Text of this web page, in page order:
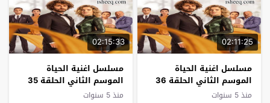
02:11:25
مسلسل اغنية الحياة
الموسم الثاني الحلقة 36
نهاية الموسم
منذ 5 سنوات
02:15:33
مسلسل اغنية الحياة
الموسم الثاني الحلقة 35
منذ 5 سنوات